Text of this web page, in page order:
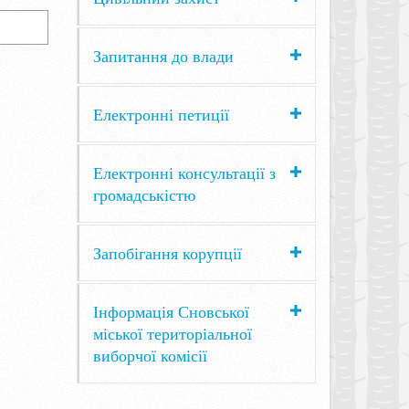
Запитання до влади
Електронні петиції
Електронні консультації з
громадськістю
Запобігання корупції
Інформація Сновської
міської територіальної
виборчої комісії